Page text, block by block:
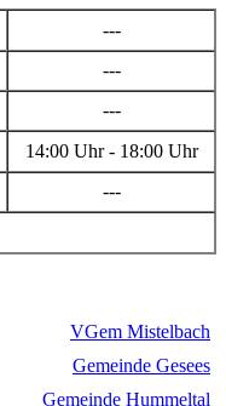
---
---
---
14:00 Uhr - 18:00 Uhr
---
VGem Mistelbach
Gemeinde Gesees
Gemeinde Hummeltal